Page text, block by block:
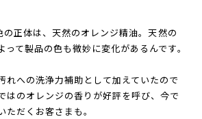
正体は、天然のオレンジ精油。天然の
て製品の色も微妙に変化があるんです。
れへの洗浄力補助として加えていたので
はのオレンジの香りが好評を呼び、今で
だくお客さまも。